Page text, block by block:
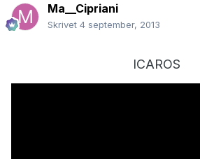
Ma__Cipriani
Skrivet 4 september, 2013
ICAROS